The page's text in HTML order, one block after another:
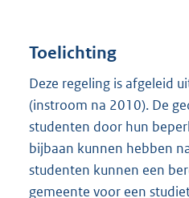
Toelichting
Deze regeling is afgeleid
(instroom na 2010). De
studenten door hun
bijbaan kunnen hebben
studenten kunnen een
gemeente voor een